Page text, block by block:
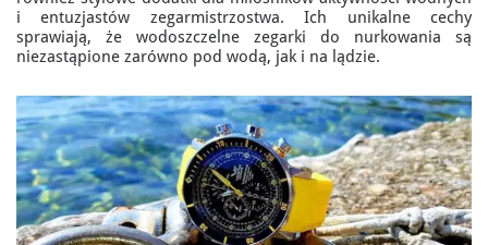
i entuzjastów zegarmistrzostwa. Ich unikalne cechy
sprawiają, że wodoszczelne zegarki do nurkowania są
niezastąpione zarówno pod wodą, jak i na lądzie.